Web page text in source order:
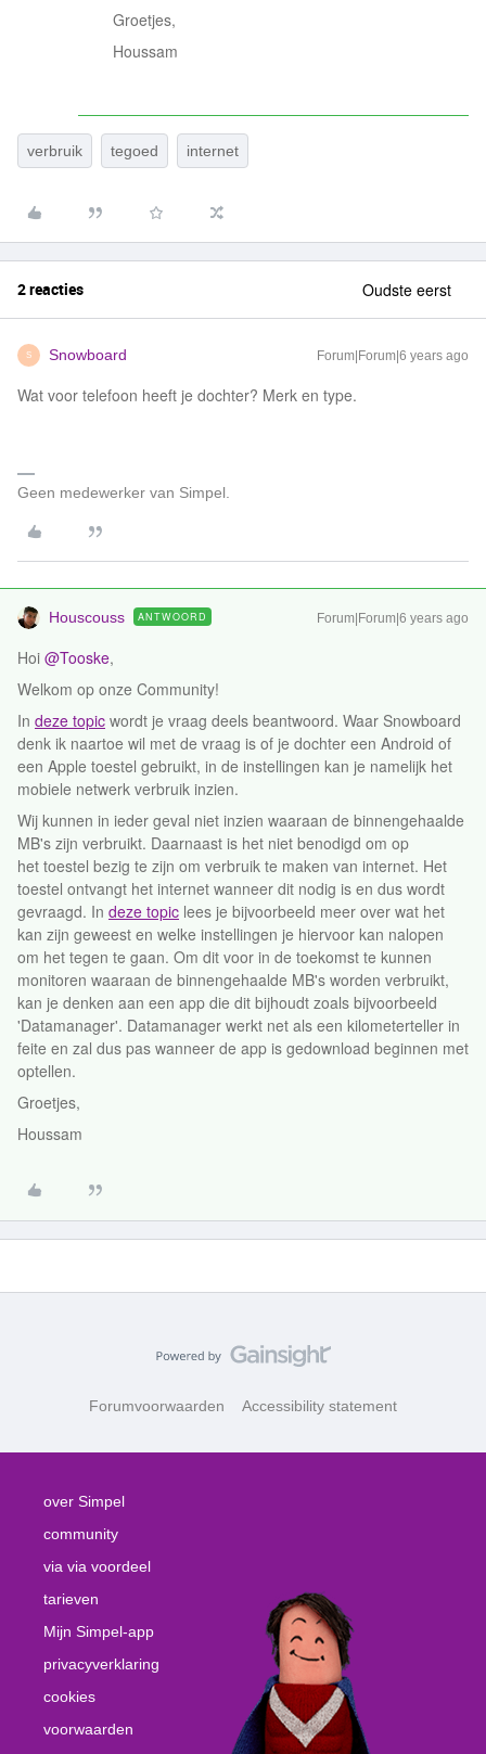
Groetjes,
Houssam
verbruik tegoed internet
2 reacties Oudste eerst
S Snowboard Forum|Forum|6 years ago
Wat voor telefoon heeft je dochter? Merk en type.
Geen medewerker van Simpel.
Houscouss ANTWOORD Forum|Forum|6 years ago
Hoi @Tooske,
Welkom op onze Community!
In deze topic wordt je vraag deels beantwoord. Waar Snowboard
denk ik naartoe wil met de vraag is of je dochter een Android of
een Apple toestel gebruikt, in de instellingen kan je namelijk het
mobiele netwerk verbruik inzien.
Wij kunnen in ieder geval niet inzien waaraan de binnengehaalde
MB's zijn verbruikt. Daarnaast is het niet benodigd om op
het toestel bezig te zijn om verbruik te maken van internet. Het
toestel ontvangt het internet wanneer dit nodig is en dus wordt
gevraagd. In deze topic lees je bijvoorbeeld meer over wat het
kan zijn geweest en welke instellingen je hiervoor kan nalopen
om het tegen te gaan. Om dit voor in de toekomst te kunnen
monitoren waaraan de binnengehaalde MB's worden verbruikt,
kan je denken aan een app die dit bijhoudt zoals bijvoorbeeld
'Datamanager'. Datamanager werkt net als een kilometerteller in
feite en zal dus pas wanneer de app is gedownload beginnen met
optellen.
Groetjes,
Houssam
Forumvoorwaarden Accessibility statement
over Simpel
community
via via voordeel
tarieven
Mijn Simpel-app
privacyverklaring
cookies
voorwaarden